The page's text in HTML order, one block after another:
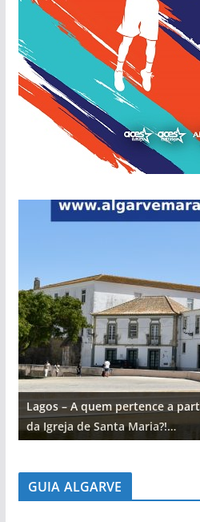
Lagos – A quem pertence a
da Igreja de Santa Maria?!…
GUIA ALGARVE